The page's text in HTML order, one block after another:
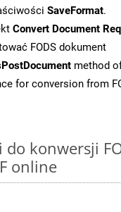
SaveFormat.
Convert Document
FODS dokument
method
for conversion from
do konwersji
online